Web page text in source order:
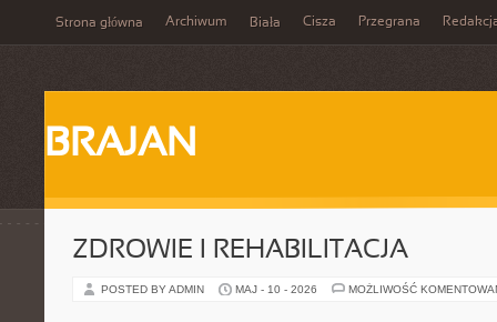
Strona główna Archiwum Biała Cisza Przegrana
BRAJAN
ZDROWIE I REHABILITACJA
POSTED BY ADMIN MAJ - 10 - 2026 MOŻLIWOŚĆ